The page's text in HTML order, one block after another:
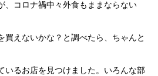
、コロナ禍中々外食もままならない
買えないかな？と調べたら、ちゃんと
いるお店を見つけました。いろんな部